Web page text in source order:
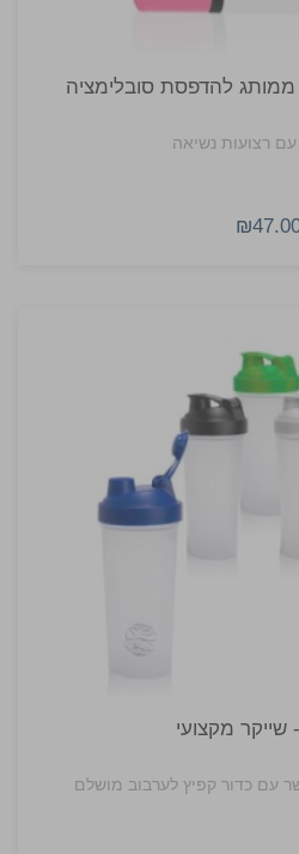
ממותג להדפסת סובלימציה
עם רצועות נשיאה
שייקר מקצועי
עם כדור קפיץ לערבוב מושלם